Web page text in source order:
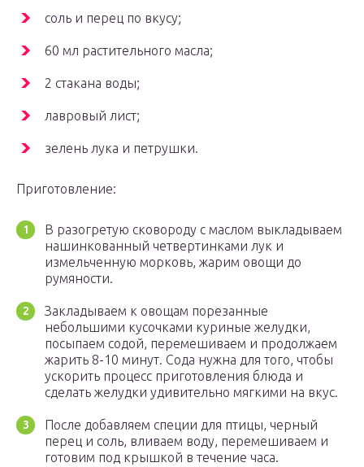
соль и перец по вкусу;
60 мл растительного масла;
2 стакана воды;
лавровый лист;
зелень лука и петрушки.
Приготовление:
В разогретую сковороду с маслом выкладываем
нашинкованный четвертинками лук и
измельченную морковь, жарим овощи до
румяности.
Закладываем к овощам порезанные
небольшими кусочками куриные желудки,
посыпаем содой, перемешиваем и продолжаем
жарить 8-10 минут. Сода нужна для того, чтобы
ускорить процесс приготовления блюда и
сделать желудки удивительно мягкими на вкус.
После добавляем специи для птицы, черный
перец и соль, вливаем воду, перемешиваем и
готовим под крышкой в течение часа.